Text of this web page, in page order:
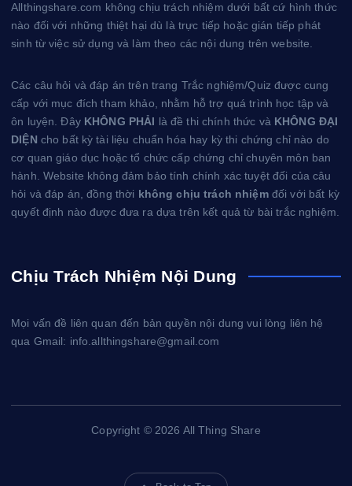
Allthingshare.com không chịu trách nhiệm dưới bất cứ hình thức
nào đối với những thiệt hại dù là trực tiếp hoặc gián tiếp phát
sinh từ việc sử dụng và làm theo các nội dung trên website.
Các câu hỏi và đáp án trên trang Trắc nghiệm/Quiz được cung
cấp với mục đích tham khảo, nhằm hỗ trợ quá trình học tập và
ôn luyện. Đây KHÔNG PHẢI là đề thi chính thức và KHÔNG ĐẠI
DIỆN cho bất kỳ tài liệu chuẩn hóa hay kỳ thi chứng chỉ nào do
cơ quan giáo dục hoặc tổ chức cấp chứng chỉ chuyên môn ban
hành. Website không đảm bảo tính chính xác tuyệt đối của câu
hỏi và đáp án, đồng thời không chịu trách nhiệmđối với bất kỳ
quyết định nào được đưa ra dựa trên kết quả từ bài trắc nghiệm.
Chịu Trách Nhiệm Nội Dung
Mọi vấn đề liên quan đến bản quyền nội dung vui lòng liên hệ
qua Gmail: info.allthingshare@gmail.com
Copyright © 2026 All Thing Share